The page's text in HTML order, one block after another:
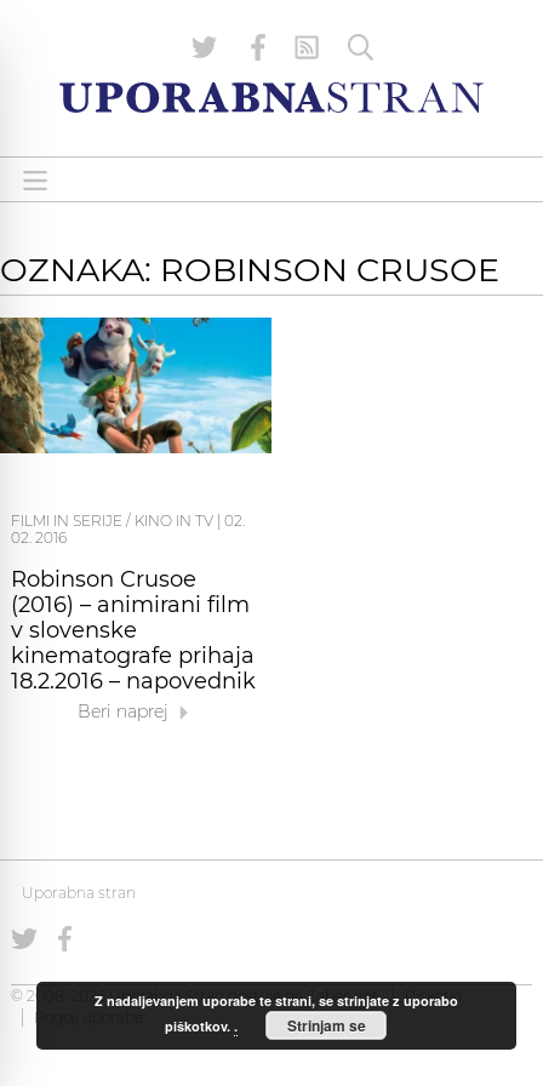
OZNAKA: ROBINSON CRUSOE
FILMI IN SERIJE / KINO IN TV 02.
02. 2016
Robinson Crusoe
(2016) – animirani film
v slovenske
kinematografe prihaja
18.2.2016 – napovednik
Beri naprej
Uporabna stran
© 2008-2026 Uporabna Stran gostuje naZabec.net
Piškotki
Pogoji uporabe
Z nadaljevanjem uporabe te strani, se strinjate z uporabo
piškotkov.. Strinjam se